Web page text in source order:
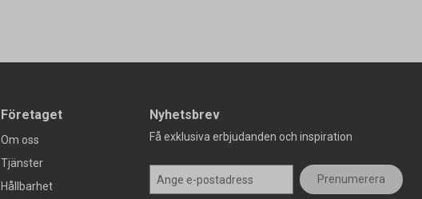
Företaget
Om oss
Tjänster
Hållbarhet
Nyhetsbrev
Få exklusiva erbjudanden och inspiration
Prenumerera